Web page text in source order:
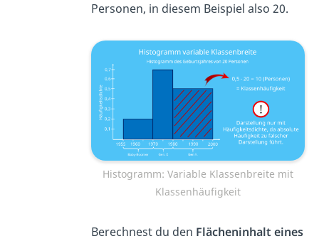
Personen, in diesem Beispiel also 20.
Histogramm: Variable Klassenbreite mit
Klassenhäufigkeit
Berechnest du den Flächeninhalt eines